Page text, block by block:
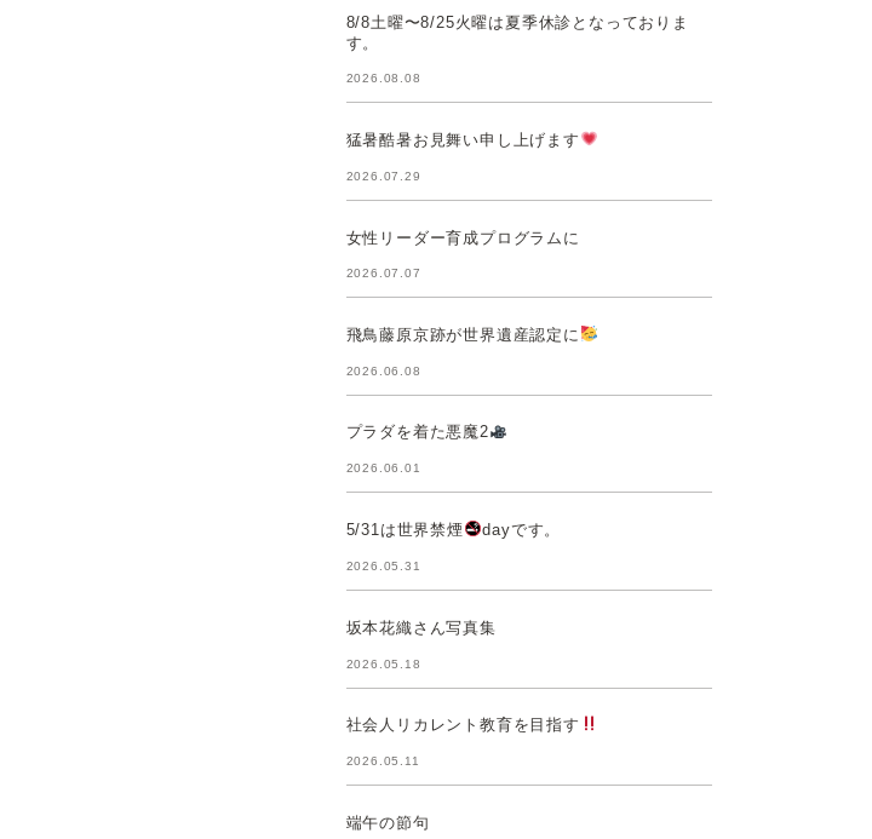
8/8土曜〜8/25火曜は夏季休診となっておりま
す。
2026.08.08
猛暑酷暑お見舞い申し上げます
2026.07.29
女性リーダー育成プログラムに
2026.07.07
飛鳥藤原京跡が世界遺産認定に
2026.06.08
プラダを着た悪魔2
2026.06.01
5/31は世界禁煙 dayです。
2026.05.31
坂本花織さん写真集
2026.05.18
社会人リカレント教育を目指す
2026.05.11
端午の節句